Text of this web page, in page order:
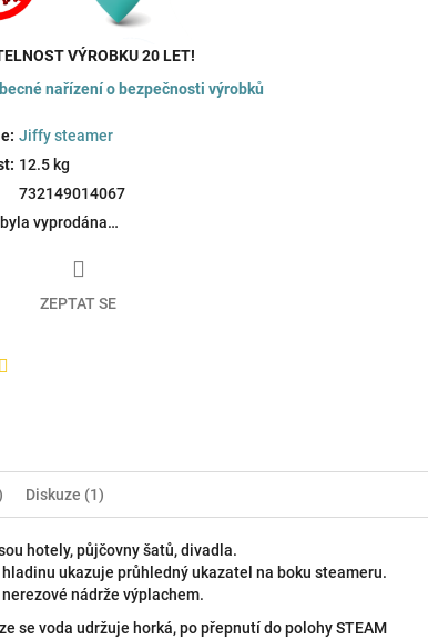
VÝROBKU 20 LET!
nařízení o bezpečnosti výrobků
: Jiffy steamer
: 12.5 kg
732149014067
vyprodána…
ZEPTAT SE
Diskuze (1)
hotely, půjčovny šatů, divadla.
ukazuje průhledný ukazatel na boku steameru.
nádrže výplachem.
se voda udržuje horká, po přepnutí do polohy STEAM